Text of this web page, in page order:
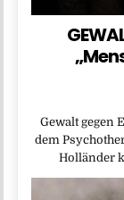
Gewalt gegen
dem
Holländer